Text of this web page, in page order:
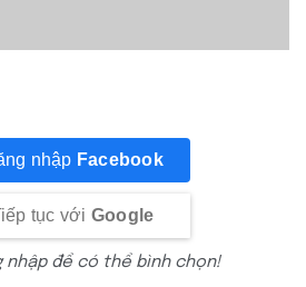
nhập Facebook
tục với Google
nhập để có thể bình chọn!